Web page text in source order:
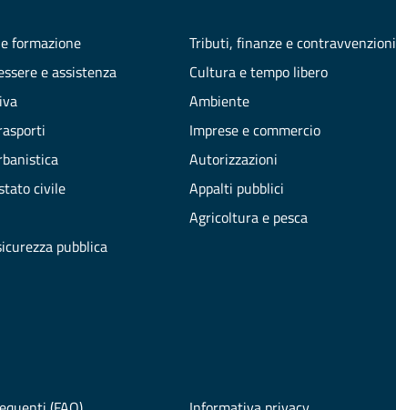
formazione
e assistenza
civile
pubblica
Tributi, finanze e contravvenzioni
Cultura e tempo libero
Ambiente
Imprese e commercio
Autorizzazioni
Appalti pubblici
Agricoltura e pesca